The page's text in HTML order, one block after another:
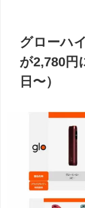
グローハ
が2,780円
日〜）